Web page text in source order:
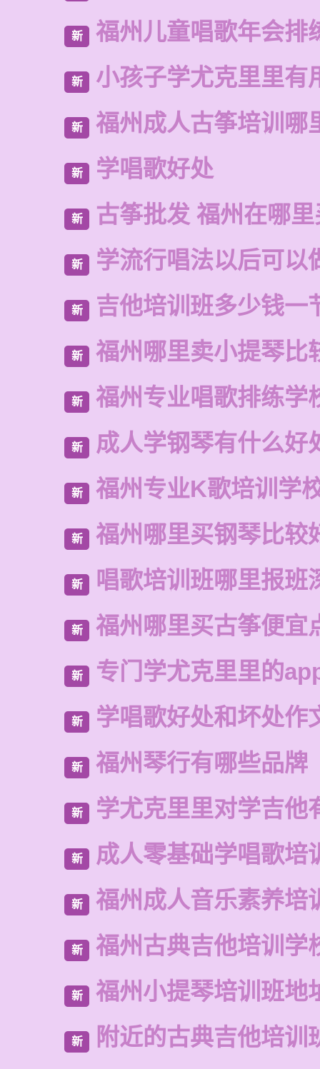
新 福州儿童唱歌年会排
新 小孩子学尤克里里有
新 福州成人古筝培训哪
新 学唱歌好处
新 古筝批发 福州在哪
新 学流行唱法以后可以
新 吉他培训班多少钱一
新 福州哪里卖小提琴比
新 福州专业唱歌排练学
新 成人学钢琴有什么好
新 福州专业K歌培训学
新 福州哪里买钢琴比较
新 唱歌培训班哪里报班
新 福州哪里买古筝便宜
新 专门学尤克里里的
新 学唱歌好处和坏处作
新 福州琴行有哪些品牌
新 学尤克里里对学吉他
新 成人零基础学唱歌培
新 福州成人音乐素养培
新 福州古典吉他培训学
新 福州小提琴培训班地
新 附近的古典吉他培训